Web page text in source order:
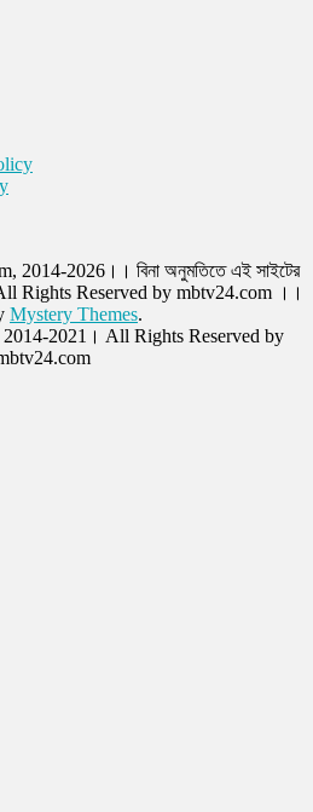
2026।। বিনা অনুমতিতে এই সাইটের
All Rights Reserved by mbtv24.com ।।
Mystery Themes.
2021। All Rights Reserved by